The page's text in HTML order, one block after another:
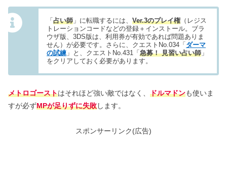
「 占い師 」に転職するには、 Ver.3のプレイ権 （レジス
トレーションコードなどの登録＋インストール。ブラ
ウザ版、3DS版は、利用券が有効であれば問題ありま
せん）が必要です。さらに、クエストNo.034「 ダーマ
の試練 」と、クエストNo.431「 急募！ 見習い占い師 」
をクリアしておく必要があります。
メトロゴーストはそれほど強い敵ではなく、 ドルマドンも使いま
すが必ずMPが足りずに失敗します。
スポンサーリンク(広告)